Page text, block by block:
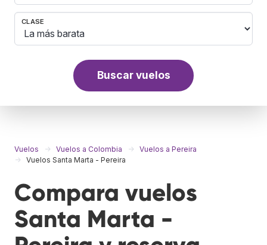
CLASE
Buscar vuelos
Vuelos Vuelos a Colombia
Vuelos a Pereira
Vuelos Santa Marta - Pereira
Compara vuelos
Santa Marta -